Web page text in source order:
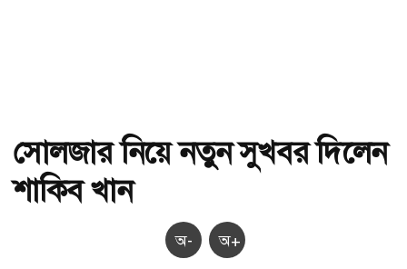
সোলজার নিয়ে নতুন সুখবর দিলেন
শাকিব খান
অ- অ+